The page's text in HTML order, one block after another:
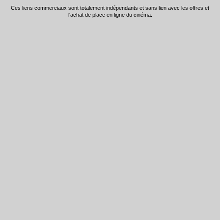
Ces liens commerciaux sont totalement indépendants et sans lien avec les offres et
l'achat de place en ligne du cinéma.